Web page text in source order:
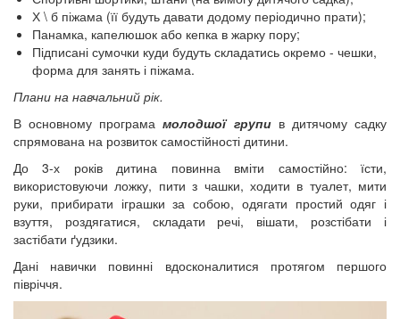
Х \ б піжама (її будуть давати додому періодично прати);
Панамка, капелюшок або кепка в жарку пору;
Підписані сумочки куди будуть складатись окремо - чешки,
форма для занять і піжама.
Плани на навчальний рік.
В основному програмамолодшої групи в дитячому садку
спрямована на розвиток самостійності дитини.
До 3-х років дитина повинна вміти самостійно: їсти,
використовуючи ложку, пити з чашки, ходити в туалет, мити
руки, прибирати іграшки за собою, одягати простий одяг і
взуття, роздягатися, складати речі, вішати, розстібати і
застібати ґудзики.
Дані навички повинні вдосконалитися протягом першого
півріччя.